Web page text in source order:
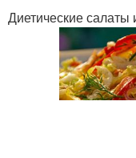
Диетические салаты